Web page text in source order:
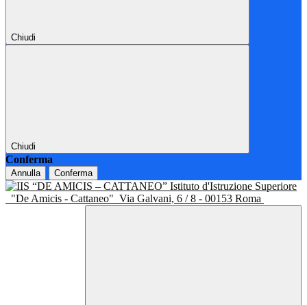
Chiudi
Chiudi
Conferma
Annulla Conferma
Istituto d'Istruzione Superiore
"De Amicis - Cattaneo" Via Galvani, 6 / 8 - 00153 Roma